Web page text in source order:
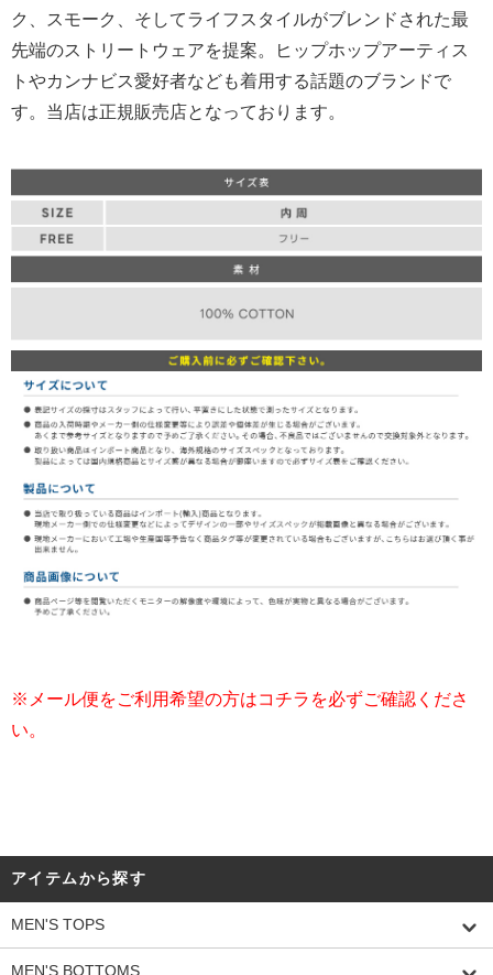
ク、スモーク、そしてライフスタイルがブレンドされた最
先端のストリートウェアを提案。ヒップホップアーティス
トやカンナビス愛好者なども着用する話題のブランドで
す。当店は正規販売店となっております。
※メール便をご利用希望の方はコチラを必ずご確認くださ
い。
アイテムから探す
MEN'S TOPS
MEN'S BOTTOMS